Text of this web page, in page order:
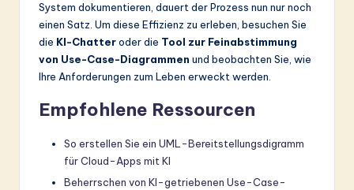
System dokumentieren, dauert der Prozess nun nur noch
einen Satz. Um diese Effizienz zu erleben, besuchen Sie
die KI-Chatteroder die Tool zur Feinabstimmung
von Use-Case-Diagrammen und beobachten Sie, wie
Ihre Anforderungen zum Leben erweckt werden.
Empfohlene Ressourcen
So erstellen Sie ein UML-Bereitstellungsdigramm
für Cloud-Apps mit KI
Beherrschen von KI-getriebenen Use-Case-